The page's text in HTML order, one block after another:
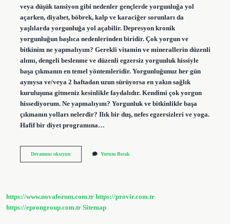
veya düşük tansiyon gibi nedenler gençlerde yorgunluğa yol
açarken, diyabet, böbrek, kalp ve karaciğer sorunları da
yaşlılarda yorgunluğa yol açabilir. Depresyon kronik
yorgunluğun başlıca nedenlerinden biridir. Çok yorgun ve
bitkinim ne yapmalıyım? Gerekli vitamin ve minerallerin düzenli
alımı, dengeli beslenme ve düzenli egzersiz yorgunluk hissiyle
başa çıkmanın en temel yöntemleridir. Yorgunluğunuz her gün
aynıysa ve/veya 2 haftadan uzun sürüyorsa en yakın sağlık
kuruluşuna gitmeniz kesinlikle faydalıdır. Kendimi çok yorgun
hissediyorum. Ne yapmalıyım? Yorgunluk ve bitkinlikle başa
çıkmanın yolları nelerdir? Ilık bir duş, nefes egzersizleri ve yoga.
Hafif bir diyet programına…
Devamını okuyunInsan
Yorum Bırak
https://www.novaforum.com.tr https://provir.com.tr
https://eprongroup.com.tr Sitemap